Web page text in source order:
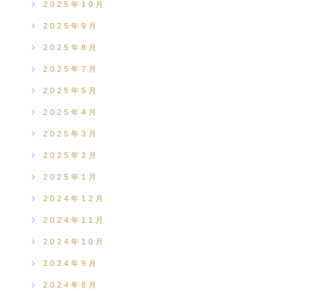
2025年10月
2025年9月
2025年8月
2025年7月
2025年5月
2025年4月
2025年3月
2025年2月
2025年1月
2024年12月
2024年11月
2024年10月
2024年9月
2024年8月